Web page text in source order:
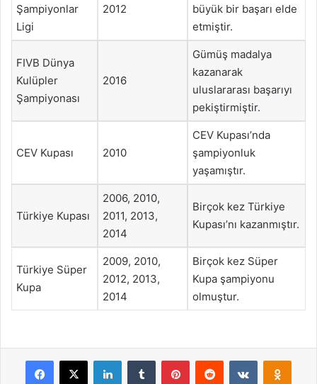
Şampiyonlar
Ligi
2012
büyük bir başarı elde
etmiştir.
FIVB Dünya
Kulüpler
Şampiyonası
2016
Gümüş madalya
kazanarak
uluslararası başarıyı
pekiştirmiştir.
CEV Kupası 2010
CEV Kupası’nda
şampiyonluk
yaşamıştır.
Türkiye Kupası
2006, 2010,
2011, 2013,
2014
Birçok kez Türkiye
Kupası’nı kazanmıştır.
Türkiye Süper
Kupa
2009, 2010,
2012, 2013,
2014
Birçok kez Süper
Kupa şampiyonu
olmuştur.
Facebook
X LinkedInTumblr PinterestReddit VKontakte